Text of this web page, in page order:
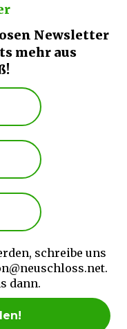
Newsletter
mehr aus
schreibe uns
dann.